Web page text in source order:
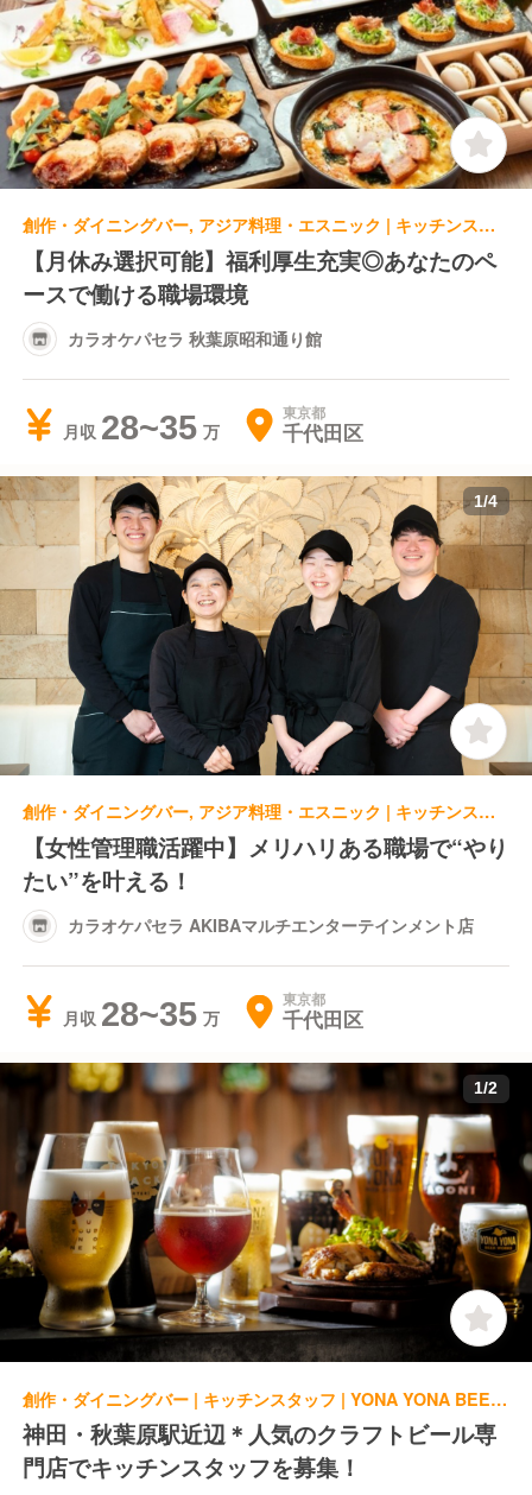
創作・ダイニングバー, アジア料理・エスニック | キッチンスタッフ | カラオケパセラ 秋葉原昭和通り館
【月休み選択可能】福利厚生充実◎あなたのペ
ースで働ける職場環境
カラオケパセラ 秋葉原昭和通り館
月収 28~35 東京都
千代田区
1/4
創作・ダイニングバー, アジア料理・エスニック | キッチンスタッフ | カラオケパセラ AKIBAマルチエンターテインメント店
【女性管理職活躍中】メリハリある職場で“やり
たい”を叶える！
カラオケパセラ AKIBAマルチエンターテインメント店
月収 28~35 東京都
千代田区
1/2
創作・ダイニングバー | キッチンスタッフ | YONA YONA BEER WORKS 神田店
神田・秋葉原駅近辺＊人気のクラフトビール専
門店でキッチンスタッフを募集！